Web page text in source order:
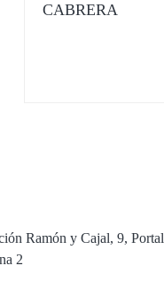
CABRERA
Ramón y Cajal, 9, Portal
2